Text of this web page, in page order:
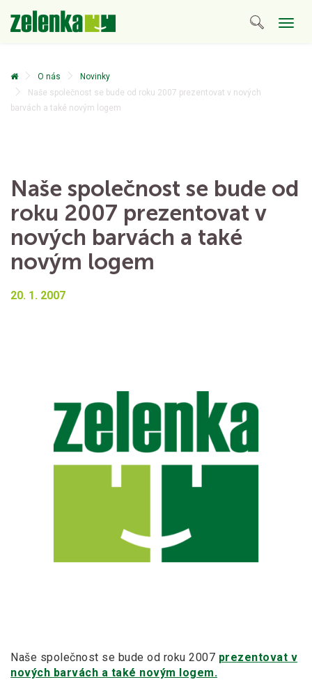
O nás
Novinky
Naše společnost se bude od roku 2007 prezentovat v nových
barvách a také novým logem
Naše společnost se bude od
roku 2007 prezentovat v
nových barvách a také
novým logem
20. 1. 2007
Naše společnost se bude od roku 2007 prezentovat v
nových barvách a také novým logem.